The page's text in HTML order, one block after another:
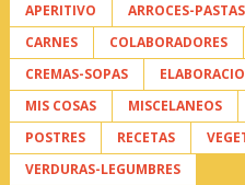
APERITIVO ARROCES-PASTAS
CARNES
COLABORADORES
CREMAS-SOPAS
MIS COSAS
MISCELANEOS
POSTRES
RECETAS
VERDURAS-LEGUMBRES